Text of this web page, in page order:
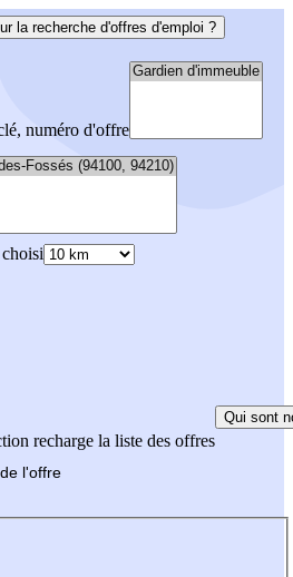
la recherche d'offres d'emploi ?
numéro d'offre
recharge la liste des offres
Qui sont
de l'offre